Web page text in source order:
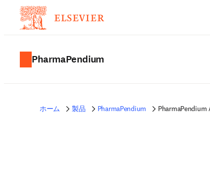
PharmaPendium
ホーム 製品 PharmaPendium PharmaPendium